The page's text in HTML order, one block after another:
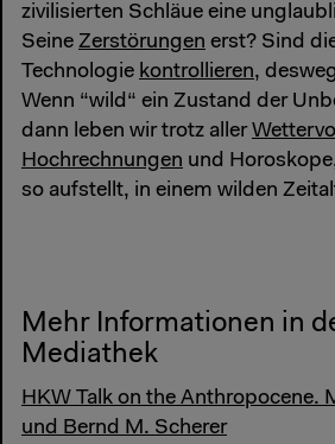
zivilisierten Schläue eine
Seine Zerstörungen erst? Sind
Technologie kontrollieren,
Wenn “wild“ ein Zustand der
dann leben wir trotz aller
Hochrechnungen und
so aufstellt, in einem wilden
Mehr Informationen in
Mediathek
HKW Talk on the Anthropocene.
und Bernd M. Scherer